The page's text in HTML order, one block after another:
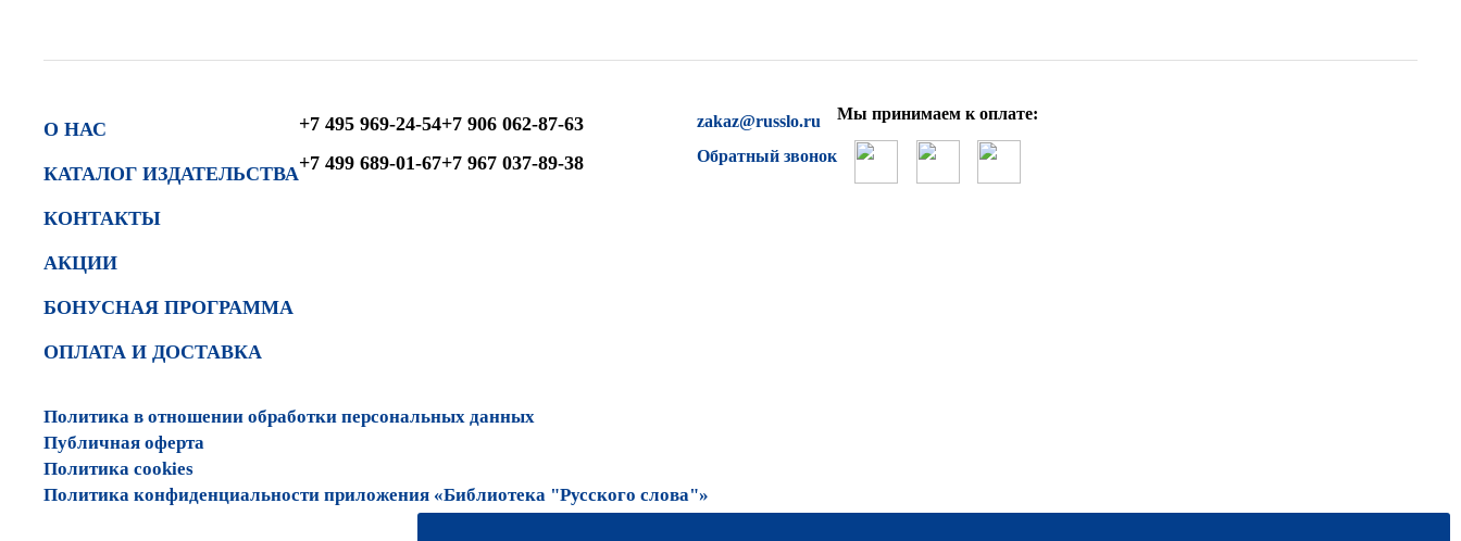
О НАС
КАТАЛОГ ИЗДАТЕЛЬСТВА
КОНТАКТЫ
АКЦИИ
БОНУСНАЯ ПРОГРАММА
ОПЛАТА И ДОСТАВКА
+7 495 969-24-54
+7 499 689-01-67
+7 906 062-87-63
+7 967 037-89-38
zakaz@russlo.ru
Обратный звонок
Мы принимаем к оплате:
Политика в отношении обработки персональных данных
Публичная оферта
Политика cookies
Политика конфиденциальности приложения «Библиотека "Русского слова"»